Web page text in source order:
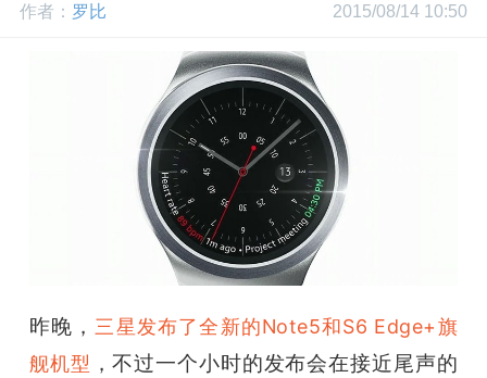
活
作者： 罗比 2015/08/14 10:50
昨晚，三星发布了全新的Note5和S6 Edge+旗
舰机型 ，不过一个小时的发布会在接近尾声的